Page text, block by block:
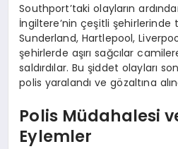
Southport’taki olayların
İngiltere’nin çeşitli şehirlerinde
Sunderland, Hartlepool,
şehirlerde aşırı sağcılar
saldırdılar. Bu şiddet olayları
polis yaralandı ve gözaltına
Polis Müdahalesi
Eylemler